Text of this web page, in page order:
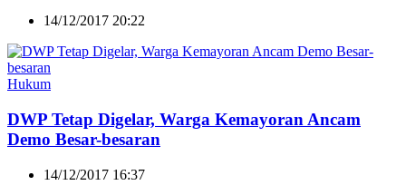
14/12/2017 20:22
Hukum
DWP Tetap Digelar, Warga Kemayoran Ancam
Demo Besar-besaran
14/12/2017 16:37